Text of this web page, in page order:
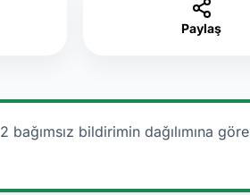
Paylaş
2 bağımsız bildirimin dağılımına göre